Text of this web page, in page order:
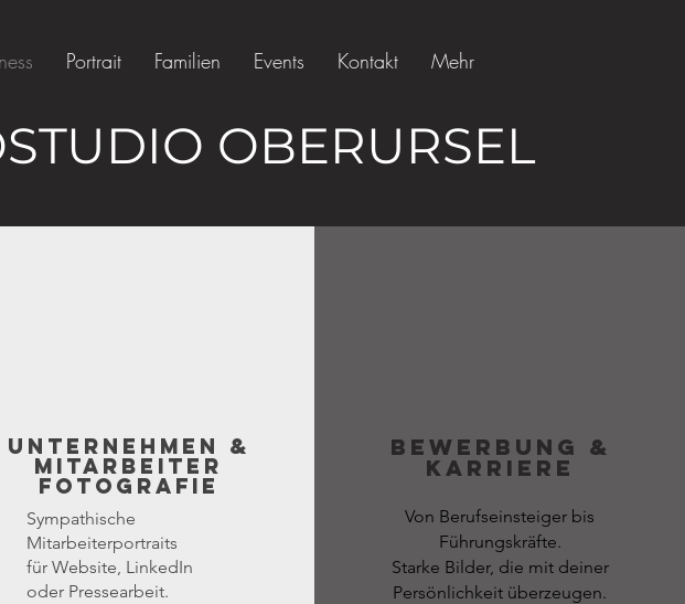
Portrait Familien Events Kontakt Mehr
OBERURSEL
Unternehmen &
Mitarbeiter
Fotografie
Sympathische
Mitarbeiterportraits
für Website, LinkedIn
oder Pressearbeit.
Bewerbung &
Karriere
Von Berufseinsteiger bis
Führungskräfte.
Starke Bilder, die mit deiner
Persönlichkeit überzeugen.